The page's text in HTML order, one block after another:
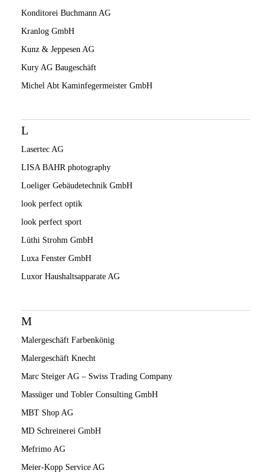
Konditorei Buchmann AG
Kranlog GmbH
Kunz & Jeppesen AG
Kury AG Baugeschäft
Michel Abt Kaminfegermeister GmbH
L
Lasertec AG
LISA BAHR photography
Loeliger Gebäudetechnik GmbH
look perfect optik
look perfect sport
Lüthi Strohm GmbH
Luxa Fenster GmbH
Luxor Haushaltsapparate AG
M
Malergeschäft Farbenkönig
Malergeschäft Knecht
Marc Steiger AG – Swiss Trading Company
Massüger und Tobler Consulting GmbH
MBT Shop AG
MD Schreinerei GmbH
Mefrimo AG
Meier-Kopp Service AG